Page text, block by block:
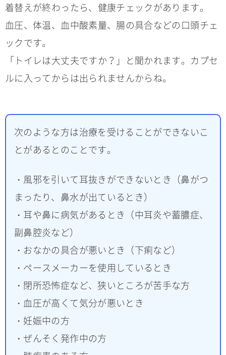
着替えが終わったら、健康チェックがあります。
血圧、体温、血中酸素量、腸の具合などの口頭チェ
ックです。
「トイレは大丈夫ですか？」と聞かれます。カプセ
ルに入ってからは出られませんからね。
次のような方は治療を受けることができないこ
とがあるとのことです。
・風邪を引いて耳抜きができないとき（鼻がつ
まったり、鼻水が出ているとき）
・耳や鼻に病気があるとき（中耳炎や蓄膿症、
副鼻腔炎など）
・おなかの具合が悪いとき（下痢など）
・ペースメーカーを使用しているとき
・閉所恐怖症など、狭いところが苦手な方
・血圧が高くて気分が悪いとき
・妊娠中の方
・ぜんそく発作中の方